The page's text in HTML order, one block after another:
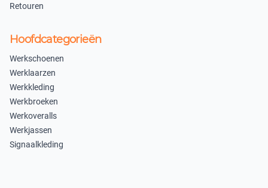
×
Uitverkocht
Uitverkocht
Retouren
Hoofdcategorieën
Werkschoenen
Werklaarzen
Werkkleding
Werkbroeken
Werkoveralls
Werkjassen
Signaalkleding